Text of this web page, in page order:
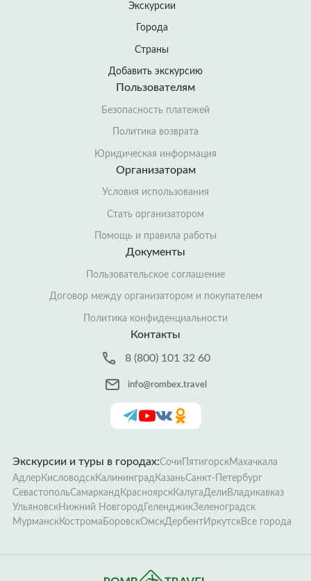
Экскурсии
Города
Страны
Добавить экскурсию
Пользователям
Безопасность платежей
Политика возврата
Юридическая информация
Организаторам
Условия использования
Стать организатором
Помощь и правила работы
Документы
Пользовательское соглашение
Договор между организатором и покупателем
Политика конфиденциальности
Контакты
8 (800) 101 32 60
info@rombex.travel
Экскурсии и туры в городах:Сочи ПятигорскМахачкала
Адлер КисловодскКалининградКазаньСанкт-Петербург
СевастопольСамаркандКрасноярскКалугаДели Владикавказ
УльяновскНижний НовгородГеленджикЗеленоградск
МурманскКострома БоровскОмскДербентИркутскВсе города